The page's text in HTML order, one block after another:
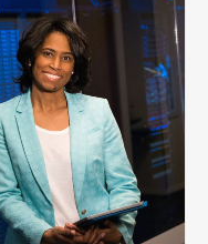
ziyaretçiyi paralı
bulmak daha